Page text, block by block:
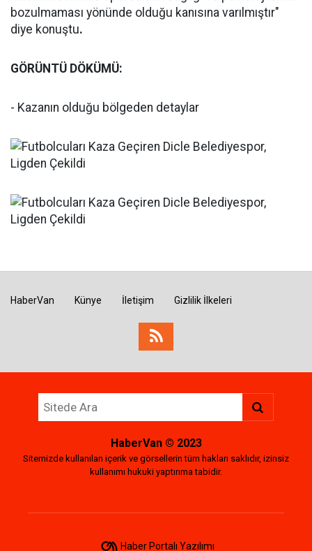
bozulmaması yönünde olduğu kanısına varılmıştır"
diye konuştu.
GÖRÜNTÜ DÖKÜMÜ:
- Kazanın olduğu bölgeden detaylar
HaberVan Künye İletişim Gizlilik İlkeleri
HaberVan© 2023
Sitemizde kullanılan içerik ve görsellerin tüm hakları saklıdır, izinsiz
kullanımı hukuki yaptırıma tabidir.
Haber Portalı Yazılımı